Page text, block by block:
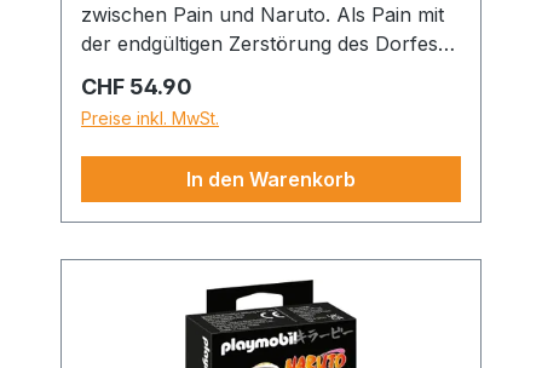
zwischen Pain und Naruto. Als Pain mit
der endgültigen Zerstörung des Dorfes
Naruto und die Kröten darauf vor, ihn im
Kampf zu stellen. Pain schafft es jedoch
Narutos Attacken abzuwehren und ihn
mit schwarzen Stäben auf dem Boden
zu fixieren. Aber Naruto gibt niemals auf.
gewinnen, wenn schon ein Fehltritt in
einer Katastrophe enden könnte? Das
Spielset enthält die NARUTO
SHIPPUDEN Charaktere Naruto
Regulärer Preis:
CHF 54.90
Preise inkl. MwSt.
In den Warenkorb